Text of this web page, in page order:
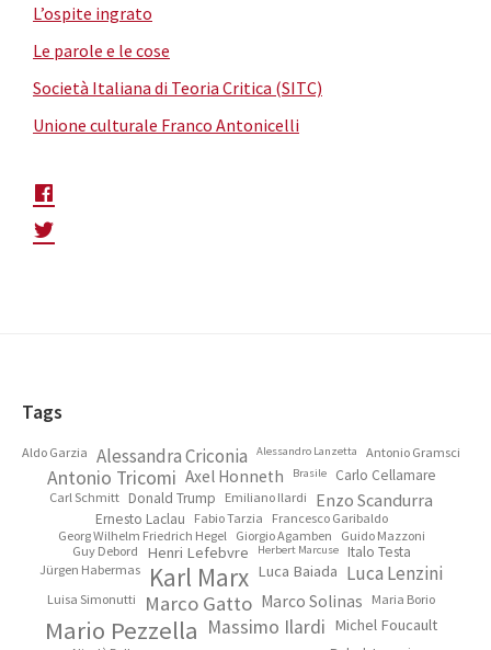
L’ospite ingrato
Le parole e le cose
Società Italiana di Teoria Critica (SITC)
Unione culturale Franco Antonicelli
Footer
Tags
Aldo Garzia Alessandra Criconia Alessandro Lanzetta Antonio Gramsci
Antonio Tricomi Axel Honneth Brasile Carlo Cellamare
Carl Schmitt Donald Trump Emiliano Ilardi Enzo Scandurra
Ernesto Laclau Fabio Tarzia
Francesco Garibaldo
Georg Wilhelm Friedrich Hegel
Giorgio Agamben
Guido Mazzoni
Guy Debord
Henri Lefebvre Herbert Marcuse Italo Testa
Jürgen Habermas Karl Marx Luca Baiada Luca Lenzini
Luisa Simonutti Marco Gatto Marco Solinas Maria Borio
Mario Pezzella Massimo Ilardi Michel Foucault